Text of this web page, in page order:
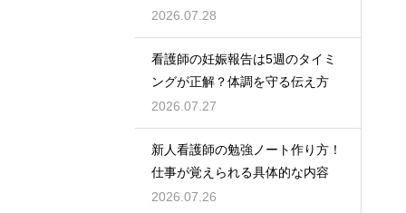
2026.07.28
看護師の妊娠報告は5週のタイミ
ングが正解？体調を守る伝え方
2026.07.27
新人看護師の勉強ノート作り方！
仕事が覚えられる具体的な内容
2026.07.26